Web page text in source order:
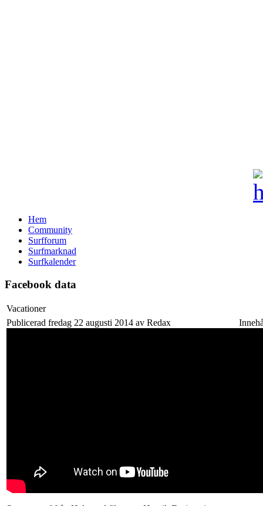
Hem
Community
Surfforum
Surfmarknad
Surfkalender
Facebook data
Vacationer
Publicerad fredag 22 augusti 2014 av Redax